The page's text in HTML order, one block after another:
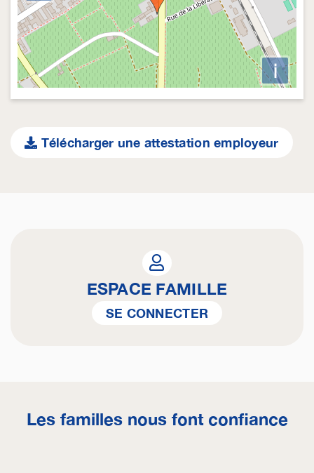
i
Télécharger une attestation employeur
ESPACE FAMILLE
SE CONNECTER
Les familles nous font confiance